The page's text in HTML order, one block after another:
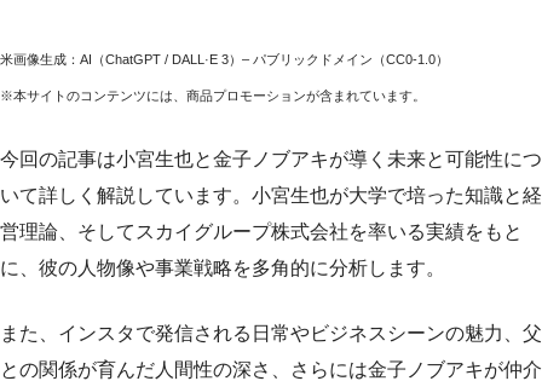
米画像生成：AI（ChatGPT / DALL·E 3）– パブリックドメイン（CC0-1.0）
※本サイトのコンテンツには、商品プロモーションが含まれています。
今回の記事は小宮生也と金子ノブアキが導く未来と可能性につ
いて詳しく解説しています。小宮生也が大学で培った知識と経
営理論、そしてスカイグループ株式会社を率いる実績をもと
に、彼の人物像や事業戦略を多角的に分析します。
また、インスタで発信される日常やビジネスシーンの魅力、父
との関係が育んだ人間性の深さ、さらには金子ノブアキが仲介